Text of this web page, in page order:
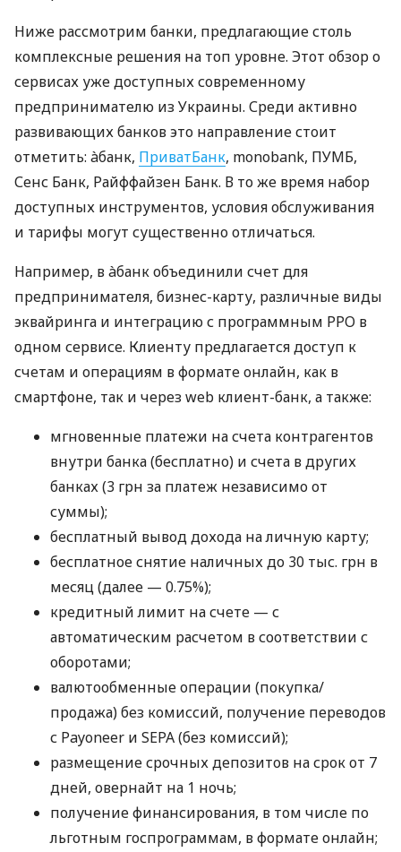
Ниже рассмотрим банки, предлагающие столь
комплексные решения на топ уровне. Этот обзор о
сервисах уже доступных современному
предпринимателю из Украины. Среди активно
развивающих банков это направление стоит
отметить: àбанк, ПриватБанк, monobank, ПУМБ,
Сенс Банк, Райффайзен Банк. В то же время набор
доступных инструментов, условия обслуживания
и тарифы могут существенно отличаться.
Например, в àбанк объединили счет для
предпринимателя, бизнес-карту, различные виды
эквайринга и интеграцию с программным РРО в
одном сервисе. Клиенту предлагается доступ к
счетам и операциям в формате онлайн, как в
смартфоне, так и через web клиент-банк, а также:
мгновенные платежи на счета контрагентов
внутри банка (бесплатно) и счета в других
банках (3 грн за платеж независимо от
суммы);
бесплатный вывод дохода на личную карту;
бесплатное снятие наличных до 30 тыс. грн в
месяц (далее — 0.75%);
кредитный лимит на счете — с
автоматическим расчетом в соответствии с
оборотами;
валютообменные операции (покупка/
продажа) без комиссий, получение переводов
с Payoneer и SEPA (без комиссий);
размещение срочных депозитов на срок от 7
дней, овернайт на 1 ночь;
получение финансирования, в том числе по
льготным госпрограммам, в формате онлайн;